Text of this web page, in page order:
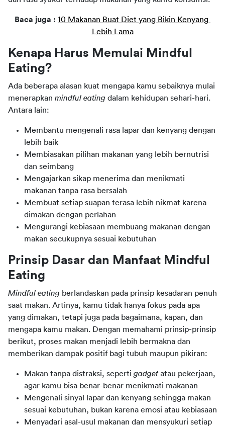
Baca juga : 10 Makanan Buat Diet yang Bikin Kenyang
Lebih Lama
Kenapa Harus Memulai Mindful
Eating?
Ada beberapa alasan kuat mengapa kamu sebaiknya mulai
menerapkan mindful eating dalam kehidupan sehari-hari.
Antara lain:
Membantu mengenali rasa lapar dan kenyang dengan
lebih baik
Membiasakan pilihan makanan yang lebih bernutrisi
dan seimbang
Mengajarkan sikap menerima dan menikmati
makanan tanpa rasa bersalah
Membuat setiap suapan terasa lebih nikmat karena
dimakan dengan perlahan
Mengurangi kebiasaan membuang makanan dengan
makan secukupnya sesuai kebutuhan
Prinsip Dasar dan Manfaat Mindful
Eating
Mindful eating berlandaskan pada prinsip kesadaran penuh
saat makan. Artinya, kamu tidak hanya fokus pada apa
yang dimakan, tetapi juga pada bagaimana, kapan, dan
mengapa kamu makan. Dengan memahami prinsip-prinsip
berikut, proses makan menjadi lebih bermakna dan
memberikan dampak positif bagi tubuh maupun pikiran:
Makan tanpa distraksi, seperti gadget atau pekerjaan,
agar kamu bisa benar-benar menikmati makanan
Mengenali sinyal lapar dan kenyang sehingga makan
sesuai kebutuhan, bukan karena emosi atau kebiasaan
Menyadari asal-usul makanan dan mensyukuri setiap